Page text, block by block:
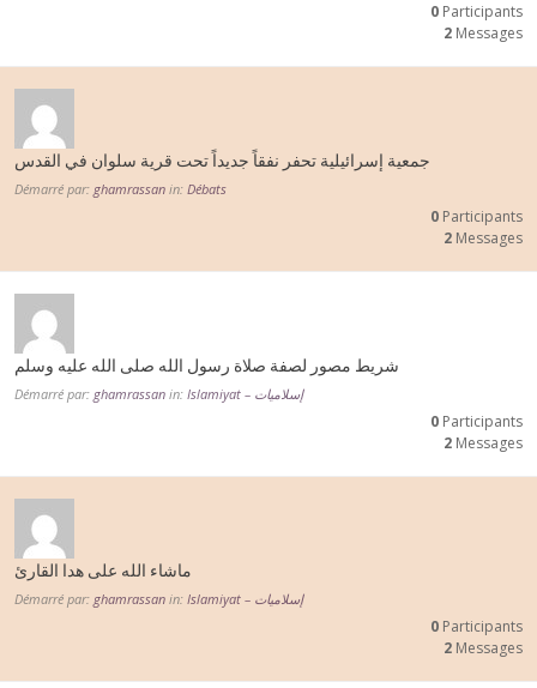
0 Participants
2 Messages
جمعية إسرائيلية تحفر نفقاً جديداً تحت قرية سلوان في القدس
Démarré par: ghamrassan in: Débats
0 Participants
2 Messages
شريط مصور لصفة صلاة رسول الله صلى الله عليه وسلم
Démarré par: ghamrassan in: Islamiyat – إسلاميات
0 Participants
2 Messages
ماشاء الله على هدا القارئ
Démarré par: ghamrassan in: Islamiyat – إسلاميات
0 Participants
2 Messages